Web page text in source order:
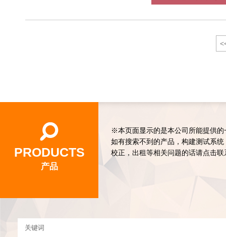
PRODUCTS
产品
※本页面显示的是本公司所能提供的
如有搜索不到的产品，构建测试系
校正，出租等相关问题的话请点击联